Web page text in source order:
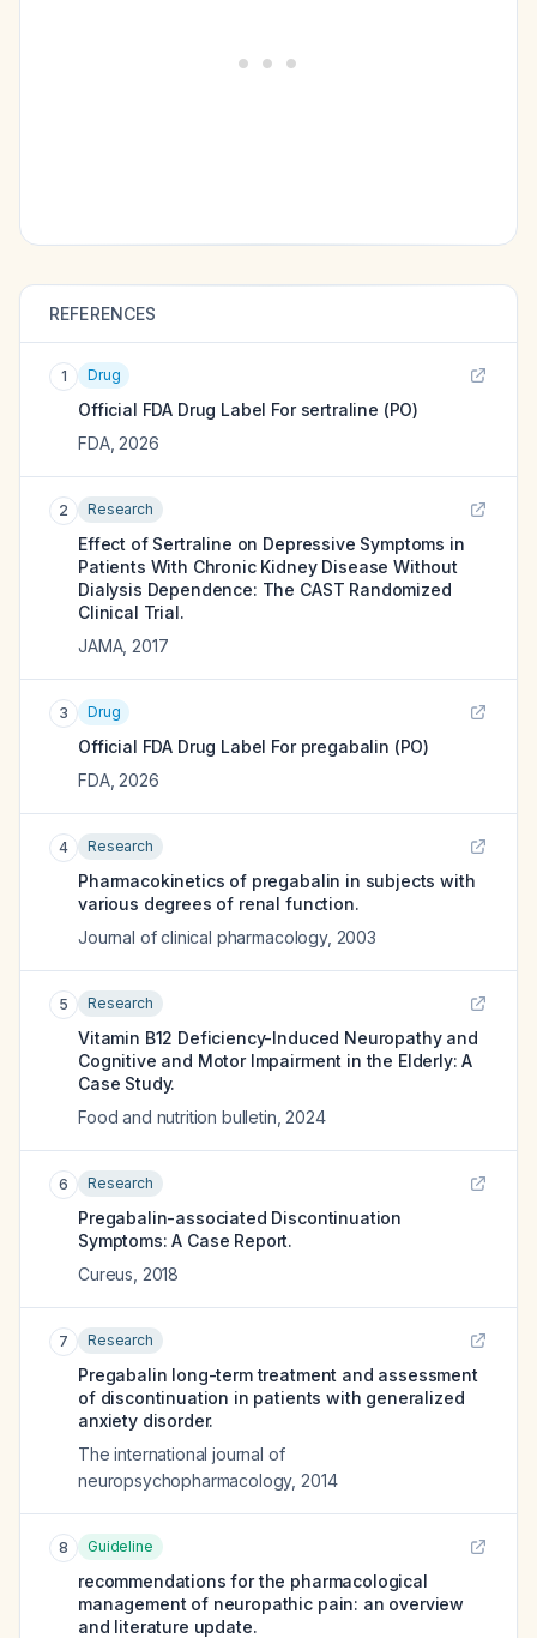
REFERENCES
1 Drug
Official FDA Drug Label For sertraline (PO)
FDA, 2026
2 Research
Effect of Sertraline on Depressive Symptoms in
Patients With Chronic Kidney Disease Without
Dialysis Dependence: The CAST Randomized
Clinical Trial.
JAMA, 2017
3 Drug
Official FDA Drug Label For pregabalin (PO)
FDA, 2026
4 Research
Pharmacokinetics of pregabalin in subjects with
various degrees of renal function.
Journal of clinical pharmacology, 2003
5 Research
Vitamin B12 Deficiency-Induced Neuropathy and
Cognitive and Motor Impairment in the Elderly: A
Case Study.
Food and nutrition bulletin 2024
6 Research
Pregabalin-associated Discontinuation
Symptoms: A Case Report.
Cureus 2018
7 Research
Pregabalin long-term treatment and assessment
of discontinuation in patients with generalized
anxiety disorder.
The international journal of
neuropsychopharmacology, 2014
8 Guideline
recommendations for the pharmacological
management of neuropathic pain: an overview
and literature update.